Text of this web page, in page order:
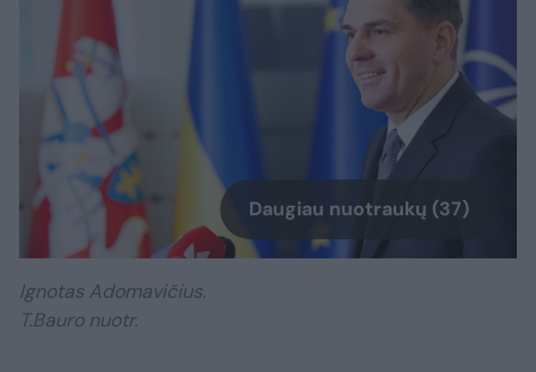
Daugiau nuotraukų (37)
Ignotas Adomavičius.
T.Bauro nuotr.